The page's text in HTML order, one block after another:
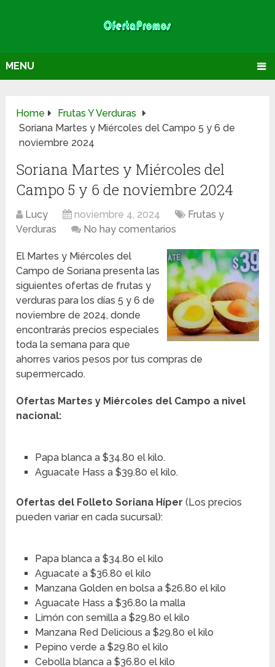
MENU
Home
Frutas Y Verduras
Soriana Martes y Miércoles del Campo 5 y 6 de
noviembre 2024
Soriana Martes y Miércoles del
Campo 5 y 6 de noviembre 2024
Lucy noviembre 4, 2024
Frutas y
Verduras
No hay comentarios
El Martes y Miércoles del
Campo de Soriana presenta las
siguientes ofertas de frutas y
verduras para los días 5 y 6 de
noviembre de 2024, donde
encontrarás precios especiales
toda la semana para que
ahorres varios pesos por tus compras de
supermercado.
Ofertas Martes y Miércoles del Campo a nivel
nacional:
Papa blanca a $34.80 el kilo.
Aguacate Hass a $39.80 el kilo.
Ofertas del Folleto Soriana Híper(Los precios
pueden variar en cada sucursal):
Papa blanca a $34.80 el kilo
Aguacate a $36.80 el kilo
Manzana Golden en bolsa a $26.80 el kilo
Aguacate Hass a $36.80 la malla
Limón con semilla a $29.80 el kilo
Manzana Red Delicious a $29.80 el kilo
Pepino verde a $29.80 el kilo
Cebolla blanca a $36.80 el kilo